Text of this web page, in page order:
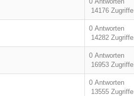
14176 Zugriffe
0 Antworten
14282 Zugriffe
0 Antworten
16953 Zugriffe
0 Antworten
13555 Zugriffe